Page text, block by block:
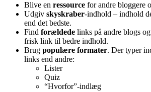
Blive en ressource for andre bloggere
Udgiv skyskraber-indhold – indhold
end det bedste.
Find forældede links på andre blogs
frisk link til bedre indhold.
Brug populære formater. Der typer
links end andre:
Lister
Quiz
“Hvorfor”-indlæg